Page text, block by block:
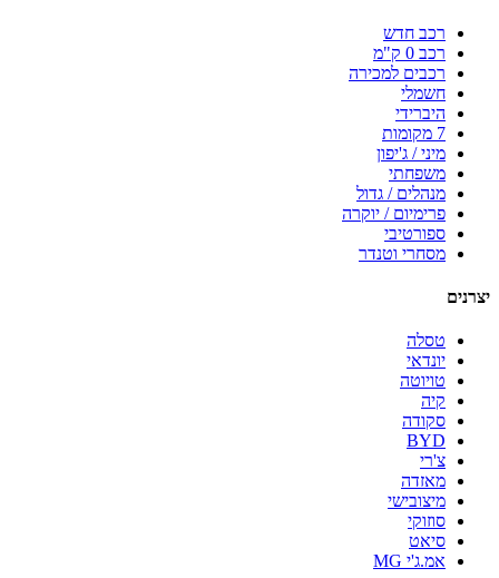
רכב חדש
רכב 0 ק"מ
רכבים למכירה
חשמלי
היברידי
7 מקומות
מיני / ג'יפון
משפחתי
מנהלים / גדול
פרימיום / יוקרה
ספורטיבי
מסחרי וטנדר
יצרנים
טסלה
יונדאי
טויוטה
קיה
סקודה
BYD
צ'רי
מאזדה
מיצובישי
סוזוקי
סיאט
אמ.ג'י MG